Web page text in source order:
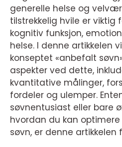
generelle helse og
tilstrekkelig hvile er viktig
kognitiv funksjon,
helse. I denne artikkelen
konseptet «anbefalt
aspekter ved dette,
kvantitative målinger,
fordeler og ulemper.
søvnentusiast eller bare
hvordan du kan
søvn, er denne artikkelen